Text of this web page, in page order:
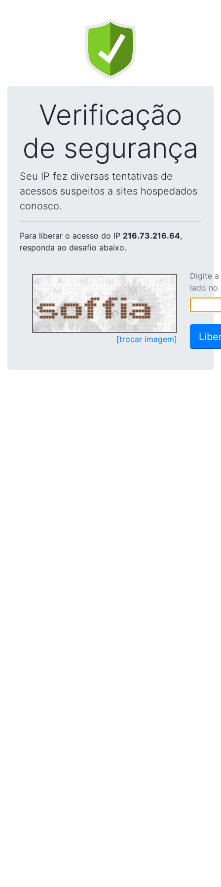
Verificação
de segurança
Seu IP fez diversas tentativas de
acessos suspeitos a sites hospedados
conosco.
Para liberar o acesso do IP 216.73.216.64,
responda ao desafio abaixo.
[trocar imagem]
Digite
lado no